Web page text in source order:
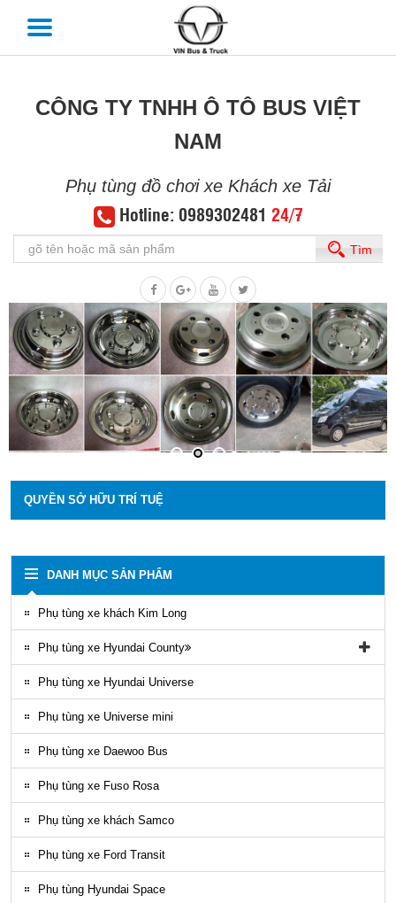
CÔNG TY TNHH Ô TÔ BUS VIỆT
NAM
Phụ tùng đồ chơi xe Khách xe Tải
Hotline: 0989302481 24/7
Tìm
QUYỀN SỞ HỮU TRÍ TUỆ
DANH MỤC SẢN PHẨM
Phụ tùng xe khách Kim Long
Phụ tùng xe Hyundai County
Phụ tùng vỏ xe County
Phụ kiện ghế county
Gioăng County
Phụ tùng gầm máy County
Ốp nhựa ngoại thất County
ĐÈN LED COUNTY
Nội thất County
Phụ tùng xe Hyundai Universe
Phụ tùng xe Universe mini
Phụ tùng xe Daewoo Bus
Phụ tùng xe Fuso Rosa
Phụ tùng xe khách Samco
Phụ tùng xe Ford Transit
Phụ tùng Hyundai Space